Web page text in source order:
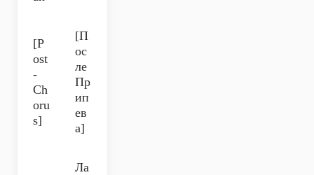
[P
ost
-
Ch
oru
s]
[П
ос
ле
Пр
ип
ев
а]
Ла